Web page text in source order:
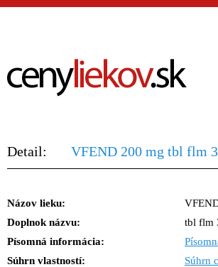
Detail: VFEND 200 mg tbl flm
Názov lieku:
Doplnok názvu:
tbl flm
Písomná informácia:
Súhrn vlastností:
Súhrn